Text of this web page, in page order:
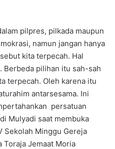
pilpres, pilkada maupun
namun jangan hanya
kita terpecah. Hal
pilihan itu sah-sah
terpecah. Oleh karena itu
antarsesama. Ini
persatuan
Mulyadi saat membuka
Sekolah Minggu Gereja
Toraja Jemaat Moria